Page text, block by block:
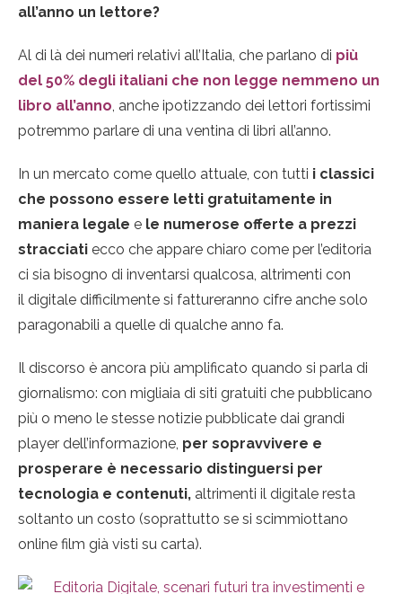
all’anno un lettore?
Al di là dei numeri relativi all’Italia, che parlano di più
del 50% degli italiani che non legge nemmeno un
libro all’anno, anche ipotizzando dei lettori fortissimi
potremmo parlare di una ventina di libri all’anno.
In un mercato come quello attuale, con tutti i classici
che possono essere letti gratuitamente in
maniera legale e le numerose offerte a prezzi
stracciati ecco che appare chiaro come per l’editoria
ci sia bisogno di inventarsi qualcosa, altrimenti con
il digitale difficilmente si fattureranno cifre anche solo
paragonabili a quelle di qualche anno fa.
Il discorso è ancora più amplificato quando si parla di
giornalismo: con migliaia di siti gratuiti che pubblicano
più o meno le stesse notizie pubblicate dai grandi
player dell’informazione, per sopravvivere e
prosperare è necessario distinguersi per
tecnologia e contenuti, altrimenti il digitale resta
soltanto un costo (soprattutto se si scimmiottano
online film già visti su carta).